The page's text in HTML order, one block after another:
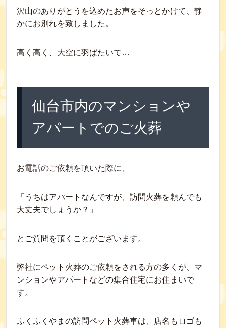
沢山のありがとうを込めたお声をそっとかけて、静
かにお別れを致しました。
高く高く、大空に羽ばたいて…
仙台市内のマンションや
アパートでのご火葬
お電話のご依頼を頂いた際に、
「うちはアパートなんですが、訪問火葬を頼んでも
大丈夫でしょうか？」
とご質問を頂くことがございます。
弊社にペット火葬のご依頼をされる方の多くが、マ
ンションやアパートなどの集合住宅にお住まいで
す。
ふくふくやまの訪問ペット火葬車は、店名もロゴも